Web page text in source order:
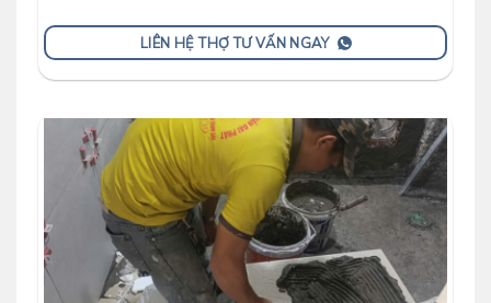
LIÊN HỆ THỢ TƯ VẤN NGAY